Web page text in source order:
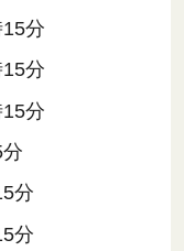
分
分
分
分
分